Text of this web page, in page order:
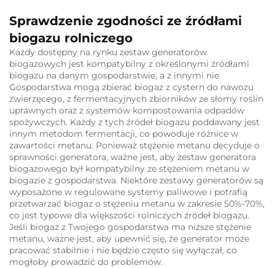
Sprawdzenie zgodności ze źródłami
biogazu rolniczego
Każdy dostępny na rynku zestaw generatorów
biogazowych jest kompatybilny z określonymi źródłami
biogazu na danym gospodarstwie, a z innymi nie.
Gospodarstwa mogą zbierać biogaz z cystern do nawozu
zwierzęcego, z fermentacyjnych zbiorników ze słomy roślin
uprawnych oraz z systemów kompostowania odpadów
spożywczych. Każdy z tych źródeł biogazu poddawany jest
innym metodom fermentacji, co powoduje różnice w
zawartości metanu. Ponieważ stężenie metanu decyduje o
sprawności generatora, ważne jest, aby zestaw generatora
biogazowego był kompatybilny ze stężeniem metanu w
biogazie z gospodarstwa. Niektóre zestawy generatorów są
wyposażone w regulowane systemy paliwowe i potrafią
przetwarzać biogaz o stężeniu metanu w zakresie 50%-70%,
co jest typowe dla większości rolniczych źródeł biogazu.
Jeśli biogaz z Twojego gospodarstwa ma niższe stężenie
metanu, ważne jest, aby upewnić się, że generator może
pracować stabilnie i nie będzie często się wyłączał, co
mogłoby prowadzić do problemów.